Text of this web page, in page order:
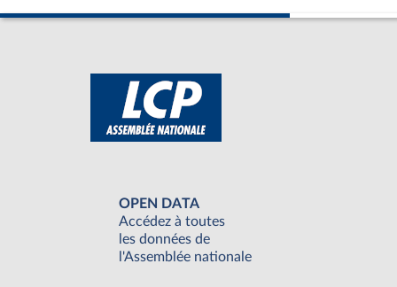
OPEN DATA
Accédez à toutes
les données de
l'Assemblée nationale